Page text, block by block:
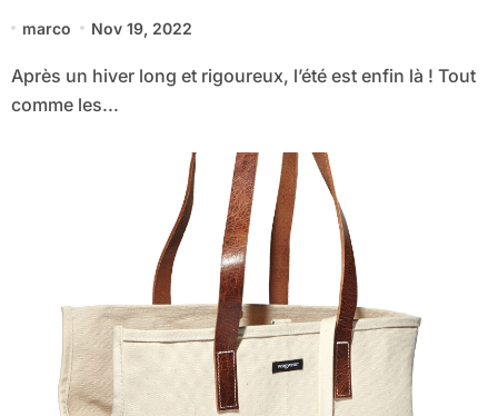
marco Nov 19, 2022
Après un hiver long et rigoureux, l’été est enfin là ! Tout
comme les...